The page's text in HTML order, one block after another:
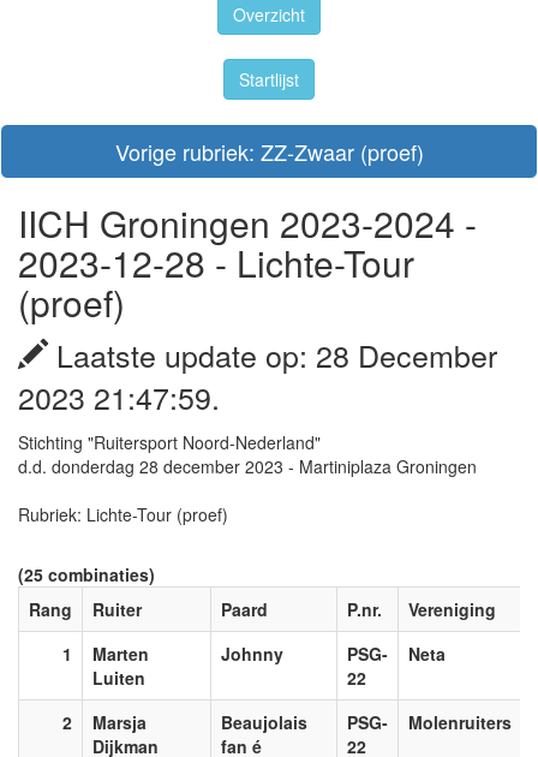
Overzicht
Startlijst
Vorige rubriek: ZZ-Zwaar (proef)
IICH Groningen 2023-2024 -
2023-12-28 - Lichte-Tour
(proef)
Laatste update op: 28 December
2023 21:47:59.
Stichting "Ruitersport Noord-Nederland"
d.d. donderdag 28 december 2023 - Martiniplaza Groningen
Rubriek: Lichte-Tour (proef)
(25 combinaties)
Rang
Ruiter Paard P.nr.
Vereniging
1
Marten
Luiten
Johnny
PSG-
22
Neta
2
Marsja
Dijkman
Beaujolais
fan é
PSG-
22
Molenruiters